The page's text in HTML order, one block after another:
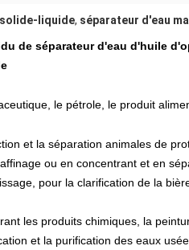
liquide, séparateur d'eau
de séparateur d'eau d'huile
le pétrole, le produit
et la séparation animales de
ou en concentrant et en
pour la clarification de la
les produits chimiques, la
et la purification des eaux